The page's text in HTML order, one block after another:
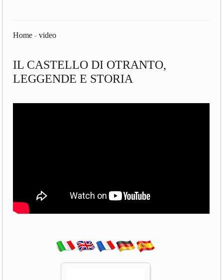
Home -video
IL CASTELLO DI OTRANTO,
LEGGENDE E STORIA